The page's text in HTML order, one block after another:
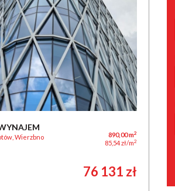
Wierzbno 890,00 m2
85,54 zł/m2
76 131 zł